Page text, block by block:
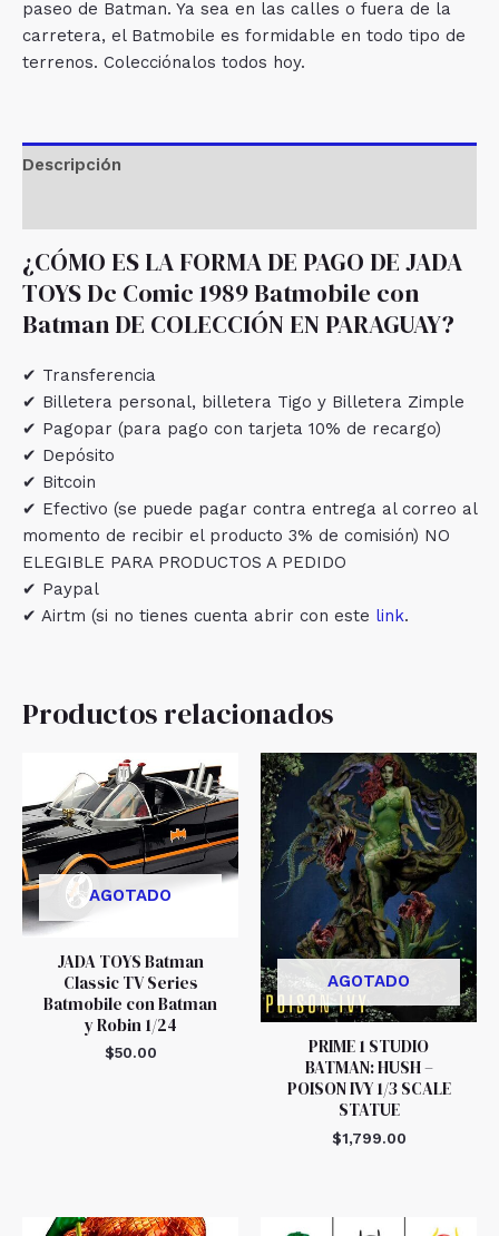
paseo de Batman. Ya sea en las calles o fuera de la
carretera, el Batmobile es formidable en todo tipo de
terrenos. Colecciónalos todos hoy.
Descripción
¿CÓMO ES LA FORMA DE PAGO DE JADA
TOYS Dc Comic 1989 Batmobile con
Batman DE COLECCIÓN EN PARAGUAY?
✔ Transferencia
✔ Billetera personal, billetera Tigo y Billetera Zimple
✔ Pagopar (para pago con tarjeta 10% de recargo)
✔ Depósito
✔ Bitcoin
✔ Efectivo (se puede pagar contra entrega al correo al
momento de recibir el producto 3% de comisión) NO
ELEGIBLE PARA PRODUCTOS A PEDIDO
✔ Paypal
✔ Airtm (si no tienes cuenta abrir con este link.
Productos relacionados
AGOTADO
JADA TOYS Batman
Classic TV Series
Batmobile con Batman
y Robin 1/24
$50.00
AGOTADO
PRIME 1 STUDIO
BATMAN: HUSH –
POISON IVY 1/3 SCALE
STATUE
$1,799.00